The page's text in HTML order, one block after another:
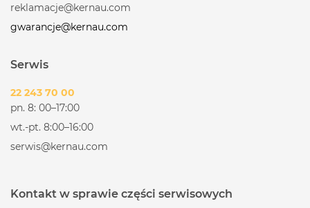
reklamacje@kernau.com
gwarancje@kernau.com
Serwis
22 243 70 00
pn. 8: 00–17:00
wt.-pt. 8:00–16:00
serwis@kernau.com
Kontakt w sprawie części serwisowych